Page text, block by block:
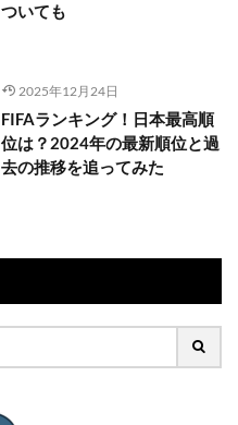
ついても
2025年12月24日
FIFAランキング！日本最高順
位は？2024年の最新順位と過
去の推移を追ってみた